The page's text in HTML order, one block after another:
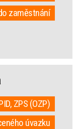
zaměstnání
ZPS (OZP)
úvazku